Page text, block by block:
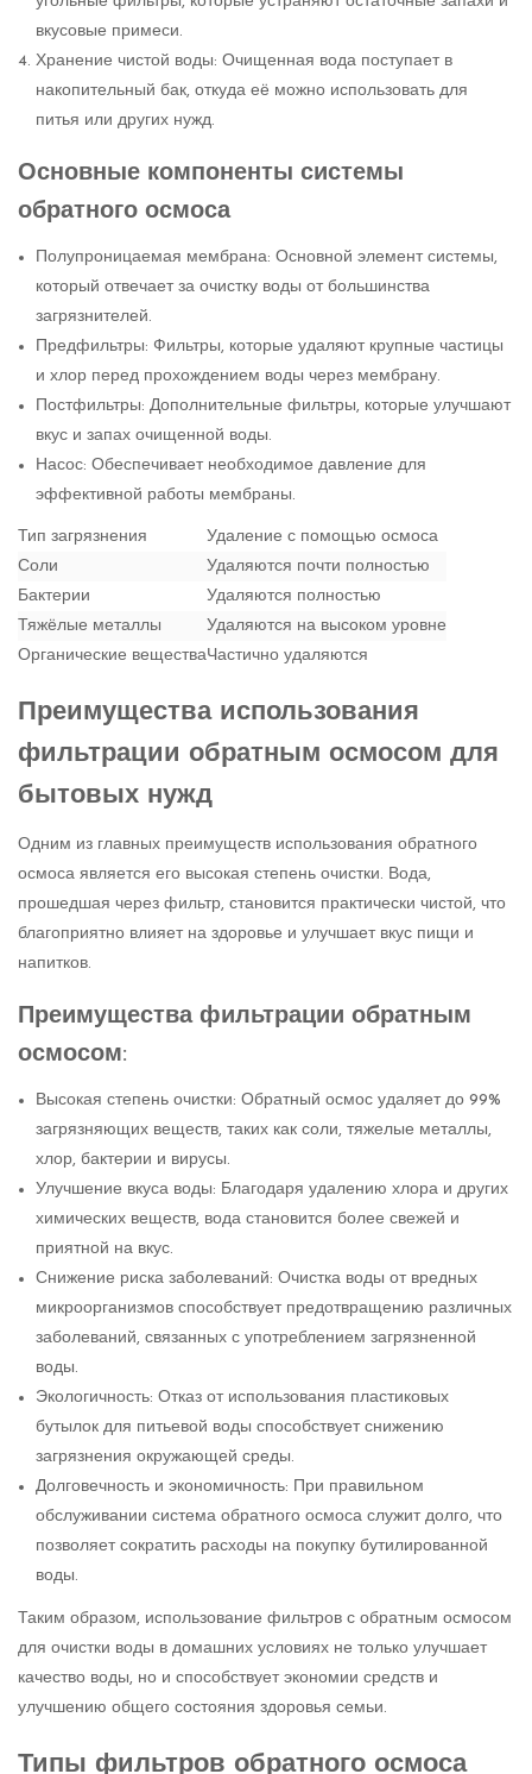
вкусовые примеси.
Хранение чистой воды: Очищенная вода поступает в
накопительный бак, откуда её можно использовать для
питья или других нужд.
Основные компоненты системы
обратного осмоса
Полупроницаемая мембрана: Основной элемент системы,
который отвечает за очистку воды от большинства
загрязнителей.
Предфильтры: Фильтры, которые удаляют крупные частицы
и хлор перед прохождением воды через мембрану.
Постфильтры: Дополнительные фильтры, которые улучшают
вкус и запах очищенной воды.
Насос: Обеспечивает необходимое давление для
эффективной работы мембраны.
Тип загрязнения
Удаление с помощью осмоса
Соли
Удаляются почти полностью
Бактерии
Удаляются полностью
Тяжёлые металлы
Удаляются на высоком уровне
Органические веществаЧастично удаляются
Преимущества использования
фильтрации обратным осмосом для
бытовых нужд
Одним из главных преимуществ использования обратного
осмоса является его высокая степень очистки. Вода,
прошедшая через фильтр, становится практически чистой, что
благоприятно влияет на здоровье и улучшает вкус пищи и
напитков.
Преимущества фильтрации обратным
осмосом:
Высокая степень очистки: Обратный осмос удаляет до 99%
загрязняющих веществ, таких как соли, тяжелые металлы,
хлор, бактерии и вирусы.
Улучшение вкуса воды: Благодаря удалению хлора и других
химических веществ, вода становится более свежей и
приятной на вкус.
Снижение риска заболеваний: Очистка воды от вредных
микроорганизмов способствует предотвращению различных
заболеваний, связанных с употреблением загрязненной
воды.
Экологичность: Отказ от использования пластиковых
бутылок для питьевой воды способствует снижению
загрязнения окружающей среды.
Долговечность и экономичность: При правильном
обслуживании система обратного осмоса служит долго, что
позволяет сократить расходы на покупку бутилированной
воды.
Таким образом, использование фильтров с обратным осмосом
для очистки воды в домашних условиях не только улучшает
качество воды, но и способствует экономии средств и
улучшению общего состояния здоровья семьи.
Типы фильтров обратного осмоса